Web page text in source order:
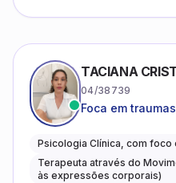
TACIANA
04/38739
Foca em
Psicologia Clínica, com foco
Terapeuta através do
às expressões corporais)